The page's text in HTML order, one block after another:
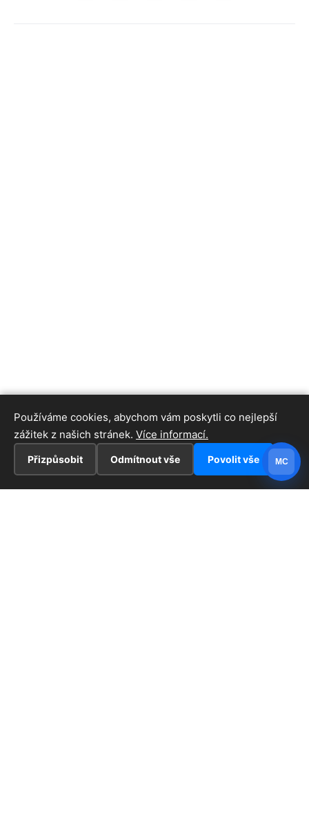
Používáme cookies, abychom vám poskytli co nejlepší
zážitek z našich stránek. Více informací.
Přizpůsobit Odmítnout vše Povolit vše MC